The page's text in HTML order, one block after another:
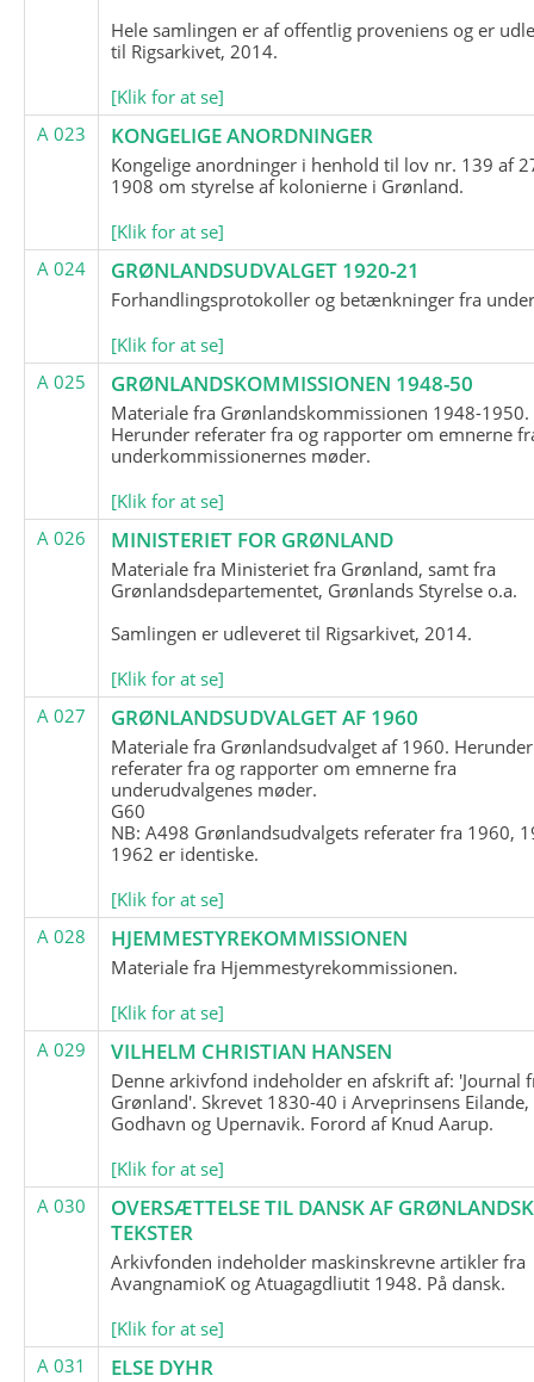
Hele samlingen er af offentlig proveniens og er
til Rigsarkivet, 2014.
[Klik for at se]
A 023
KONGELIGE ANORDNINGER
Kongelige anordninger i henhold til lov nr. 139 af
1908 om styrelse af kolonierne i Grønland.
[Klik for at se]
A 024
GRØNLANDSUDVALGET 1920-21
Forhandlingsprotokoller og betænkninger fra
[Klik for at se]
A 025
GRØNLANDSKOMMISSIONEN 1948-50
Materiale fra Grønlandskommissionen 1948-1950.
Herunder referater fra og rapporter om emnerne
underkommissionernes møder.
[Klik for at se]
A 026
MINISTERIET FOR GRØNLAND
Materiale fra Ministeriet fra Grønland, samt fra
Grønlandsdepartementet, Grønlands Styrelse o.a.
Samlingen er udleveret til Rigsarkivet, 2014.
[Klik for at se]
A 027
GRØNLANDSUDVALGET AF 1960
Materiale fra Grønlandsudvalget af 1960. Herunder
referater fra og rapporter om emnerne fra
underudvalgenes møder.
G60
NB: A498 Grønlandsudvalgets referater fra 1960,
1962 er identiske.
[Klik for at se]
A 028
HJEMMESTYREKOMMISSIONEN
Materiale fra Hjemmestyrekommissionen.
[Klik for at se]
A 029
VILHELM CHRISTIAN HANSEN
Denne arkivfond indeholder en afskrift af: 'Journal
Grønland'. Skrevet 1830-40 i Arveprinsens Eilande,
Godhavn og Upernavik. Forord af Knud Aarup.
[Klik for at se]
A 030
OVERSÆTTELSE TIL DANSK AF
TEKSTER
Arkivfonden indeholder maskinskrevne artikler fra
AvangnamioK og Atuagagdliutit 1948. På dansk.
[Klik for at se]
A 031
ELSE DYHR